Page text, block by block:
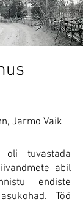
Jarmo Vaik
oli tuvastada
abil
endiste
Töö